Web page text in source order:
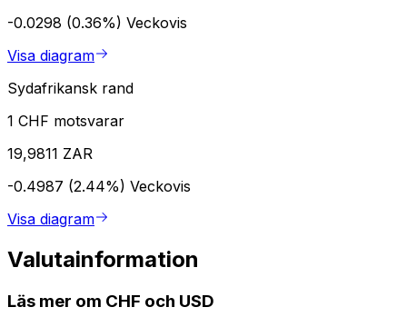
-0.0298 (0.36%) Veckovis
Visa diagram
Sydafrikansk rand
1 CHF motsvarar
19,9811 ZAR
-0.4987 (2.44%) Veckovis
Visa diagram
Valutainformation
Läs mer om CHF och USD